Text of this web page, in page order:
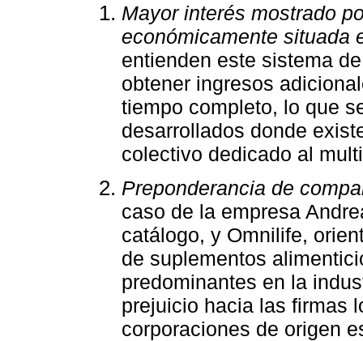
Mayor interés mostrado
económicamente situada
entienden este sistema
obtener ingresos
tiempo completo, lo que
desarrollados donde
colectivo dedicado al
Preponderancia de
caso de la empresa
catálogo, y Omnilife,
de suplementos
predominantes en la
prejuicio hacia las firmas
corporaciones de origen